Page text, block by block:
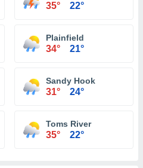
35° 22°
Plainfield
34° 21°
Sandy Hook
31° 24°
Toms River
35° 22°